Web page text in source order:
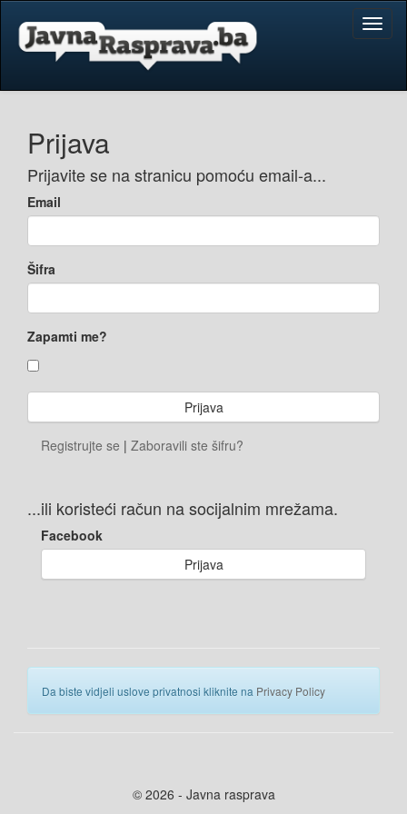
Prijava
Prijavite se na stranicu pomoću email-a...
Email
Šifra
Zapamti me?
Registrujte se | Zaboravili ste šifru?
...ili koristeći račun na socijalnim mrežama.
Facebook
Prijava
Da biste vidjeli uslove privatnosi kliknite na Privacy Policy
© 2026 - Javna rasprava